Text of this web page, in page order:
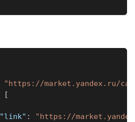
"https://market.yandex.ru/
[
"link" :
"https://